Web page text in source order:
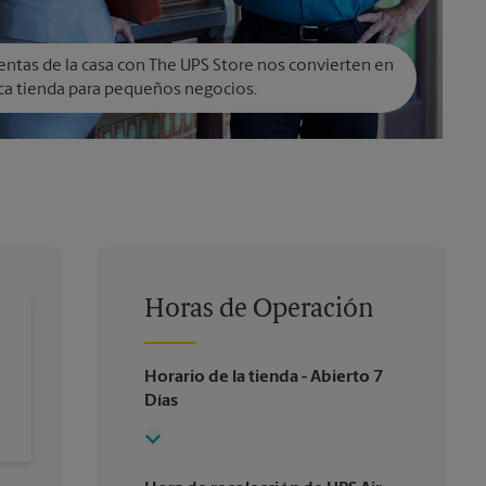
de la casa con The UPS Store nos convierten en
tienda para pequeños negocios.
Horas de Operación
Horario de la tienda - Abierto 7
Días